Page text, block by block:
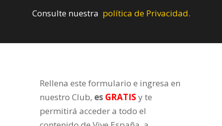
Consulte nuestra política de Privacidad.
Rellena este formulario e ingresa en
nuestro Club, es GRATIS y te
permitirá acceder a todo el